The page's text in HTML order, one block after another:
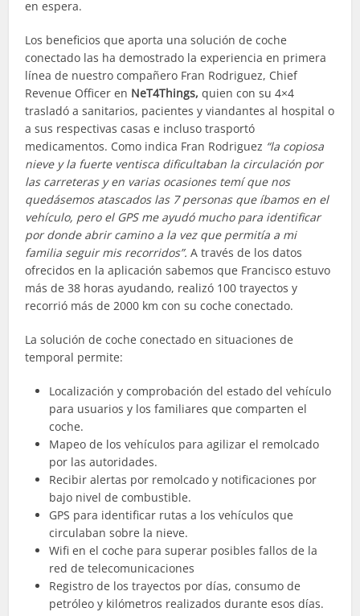
en espera.
Los beneficios que aporta una solución de coche
conectado las ha demostrado la experiencia en primera
línea de nuestro compañero Fran Rodriguez, Chief
Revenue Officer en NeT4Things, quien con su 4×4
trasladó a sanitarios, pacientes y viandantes al hospital o
a sus respectivas casas e incluso trasportó
medicamentos. Como indica Fran Rodriguez “la copiosa
nieve y la fuerte ventisca dificultaban la circulación por
las carreteras y en varias ocasiones temí que nos
quedásemos atascados las 7 personas que íbamos en el
vehículo, pero el GPS me ayudó mucho para identificar
por donde abrir camino a la vez que permitía a mi
familia seguir mis recorridos”. A través de los datos
ofrecidos en la aplicación sabemos que Francisco estuvo
más de 38 horas ayudando, realizó 100 trayectos y
recorrió más de 2000 km con su coche conectado.
La solución de coche conectado en situaciones de
temporal permite:
Localización y comprobación del estado del vehículo
para usuarios y los familiares que comparten el
coche.
Mapeo de los vehículos para agilizar el remolcado
por las autoridades.
Recibir alertas por remolcado y notificaciones por
bajo nivel de combustible.
GPS para identificar rutas a los vehículos que
circulaban sobre la nieve.
Wifi en el coche para superar posibles fallos de la
red de telecomunicaciones
Registro de los trayectos por días, consumo de
petróleo y kilómetros realizados durante esos días.